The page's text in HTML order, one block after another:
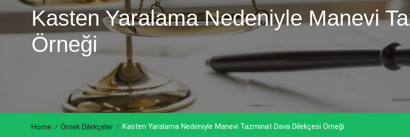
Kasten Yaralama Nedeniyle Manevi
Örneği
Home Örnek Dilekçeler Kasten Yaralama Nedeniyle Manevi Tazminat Dava Dilekçesi Örneği